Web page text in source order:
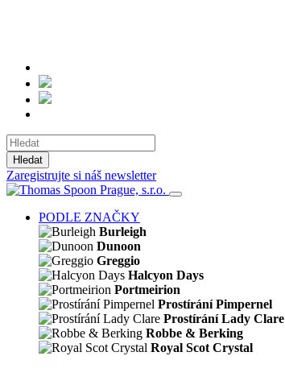
Hledat
Zaregistrujte si náš newsletter
PODLE ZNAČKY
Burleigh
Dunoon
Greggio
Halcyon Days
Portmeirion
Prostírání Pimpernel
Prostírání Lady Clare
Robbe & Berking
Royal Scot Crystal